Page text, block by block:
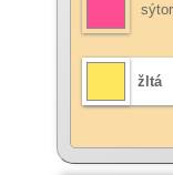
žltá